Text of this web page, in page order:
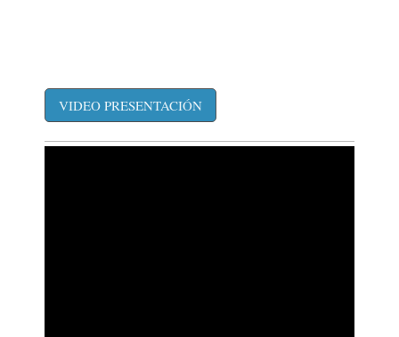
VIDEO PRESENTACIÓN